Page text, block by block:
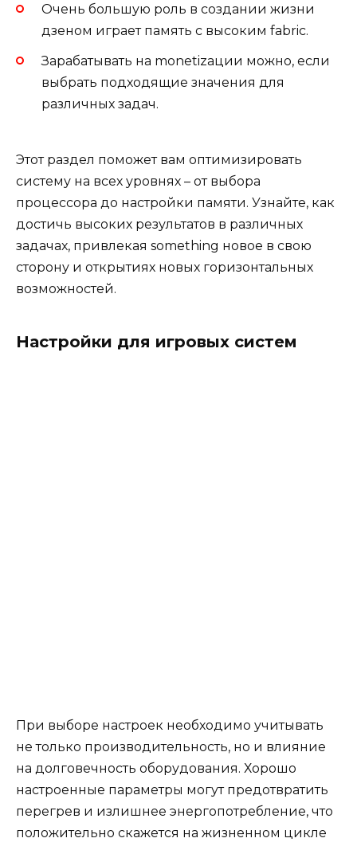
Очень большую роль в создании жизни
дзеном играет память с высоким fabric.
Зарабатывать на monetizации можно, если
выбрать подходящие значения для
различных задач.
Этот раздел поможет вам оптимизировать
систему на всех уровнях – от выбора
процессора до настройки памяти. Узнайте, как
достичь высоких результатов в различных
задачах, привлекая something новое в свою
сторону и открытиях новых горизонтальных
возможностей.
Настройки для игровых систем
При выборе настроек необходимо учитывать
не только производительность, но и влияние
на долговечность оборудования. Хорошо
настроенные параметры могут предотвратить
перегрев и излишнее энергопотребление, что
положительно скажется на жизненном цикле